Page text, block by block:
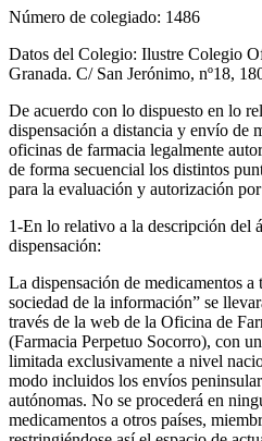
Número de colegiado: 1486
Datos del Colegio: Ilustre Colegio
Granada. C/ San Jerónimo, nº18,
De acuerdo con lo dispuesto en lo
dispensación a distancia y envío de
oficinas de farmacia legalmente
de forma secuencial los distintos
para la evaluación y autorización
1-En lo relativo a la descripción del
dispensación:
La dispensación de medicamentos a
sociedad de la información” se
través de la web de la Oficina de
(Farmacia Perpetuo Socorro), con
limitada exclusivamente a nivel
modo incluidos los envíos
autónomas. No se procederá en
medicamentos a otros países,